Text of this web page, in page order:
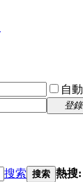
自
登錄
搜索 搜索 熱搜: